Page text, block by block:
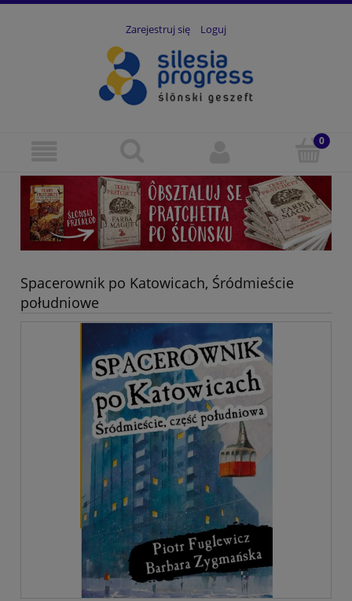
Zarejestruj się Loguj
Spacerownik po Katowicach, Śródmieście
południowe